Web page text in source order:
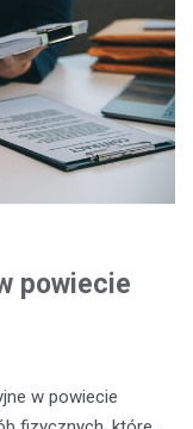
powiecie
w powiecie